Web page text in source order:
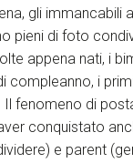
gli immancabili
pieni di foto
appena nati, i
compleanno, i
Il fenomeno di
conquistato
e parent